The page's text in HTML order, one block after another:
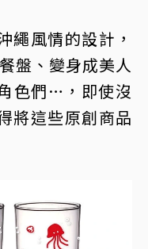
繩風情的設計，
盤、變身成美人
色們…，即使沒
將這些原創商品